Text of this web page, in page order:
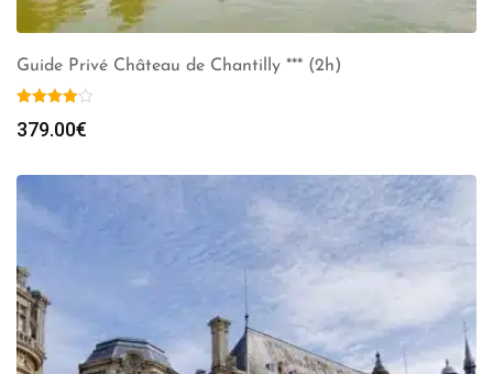
Guide Privé Château de Chantilly *** (2h)
379.00€